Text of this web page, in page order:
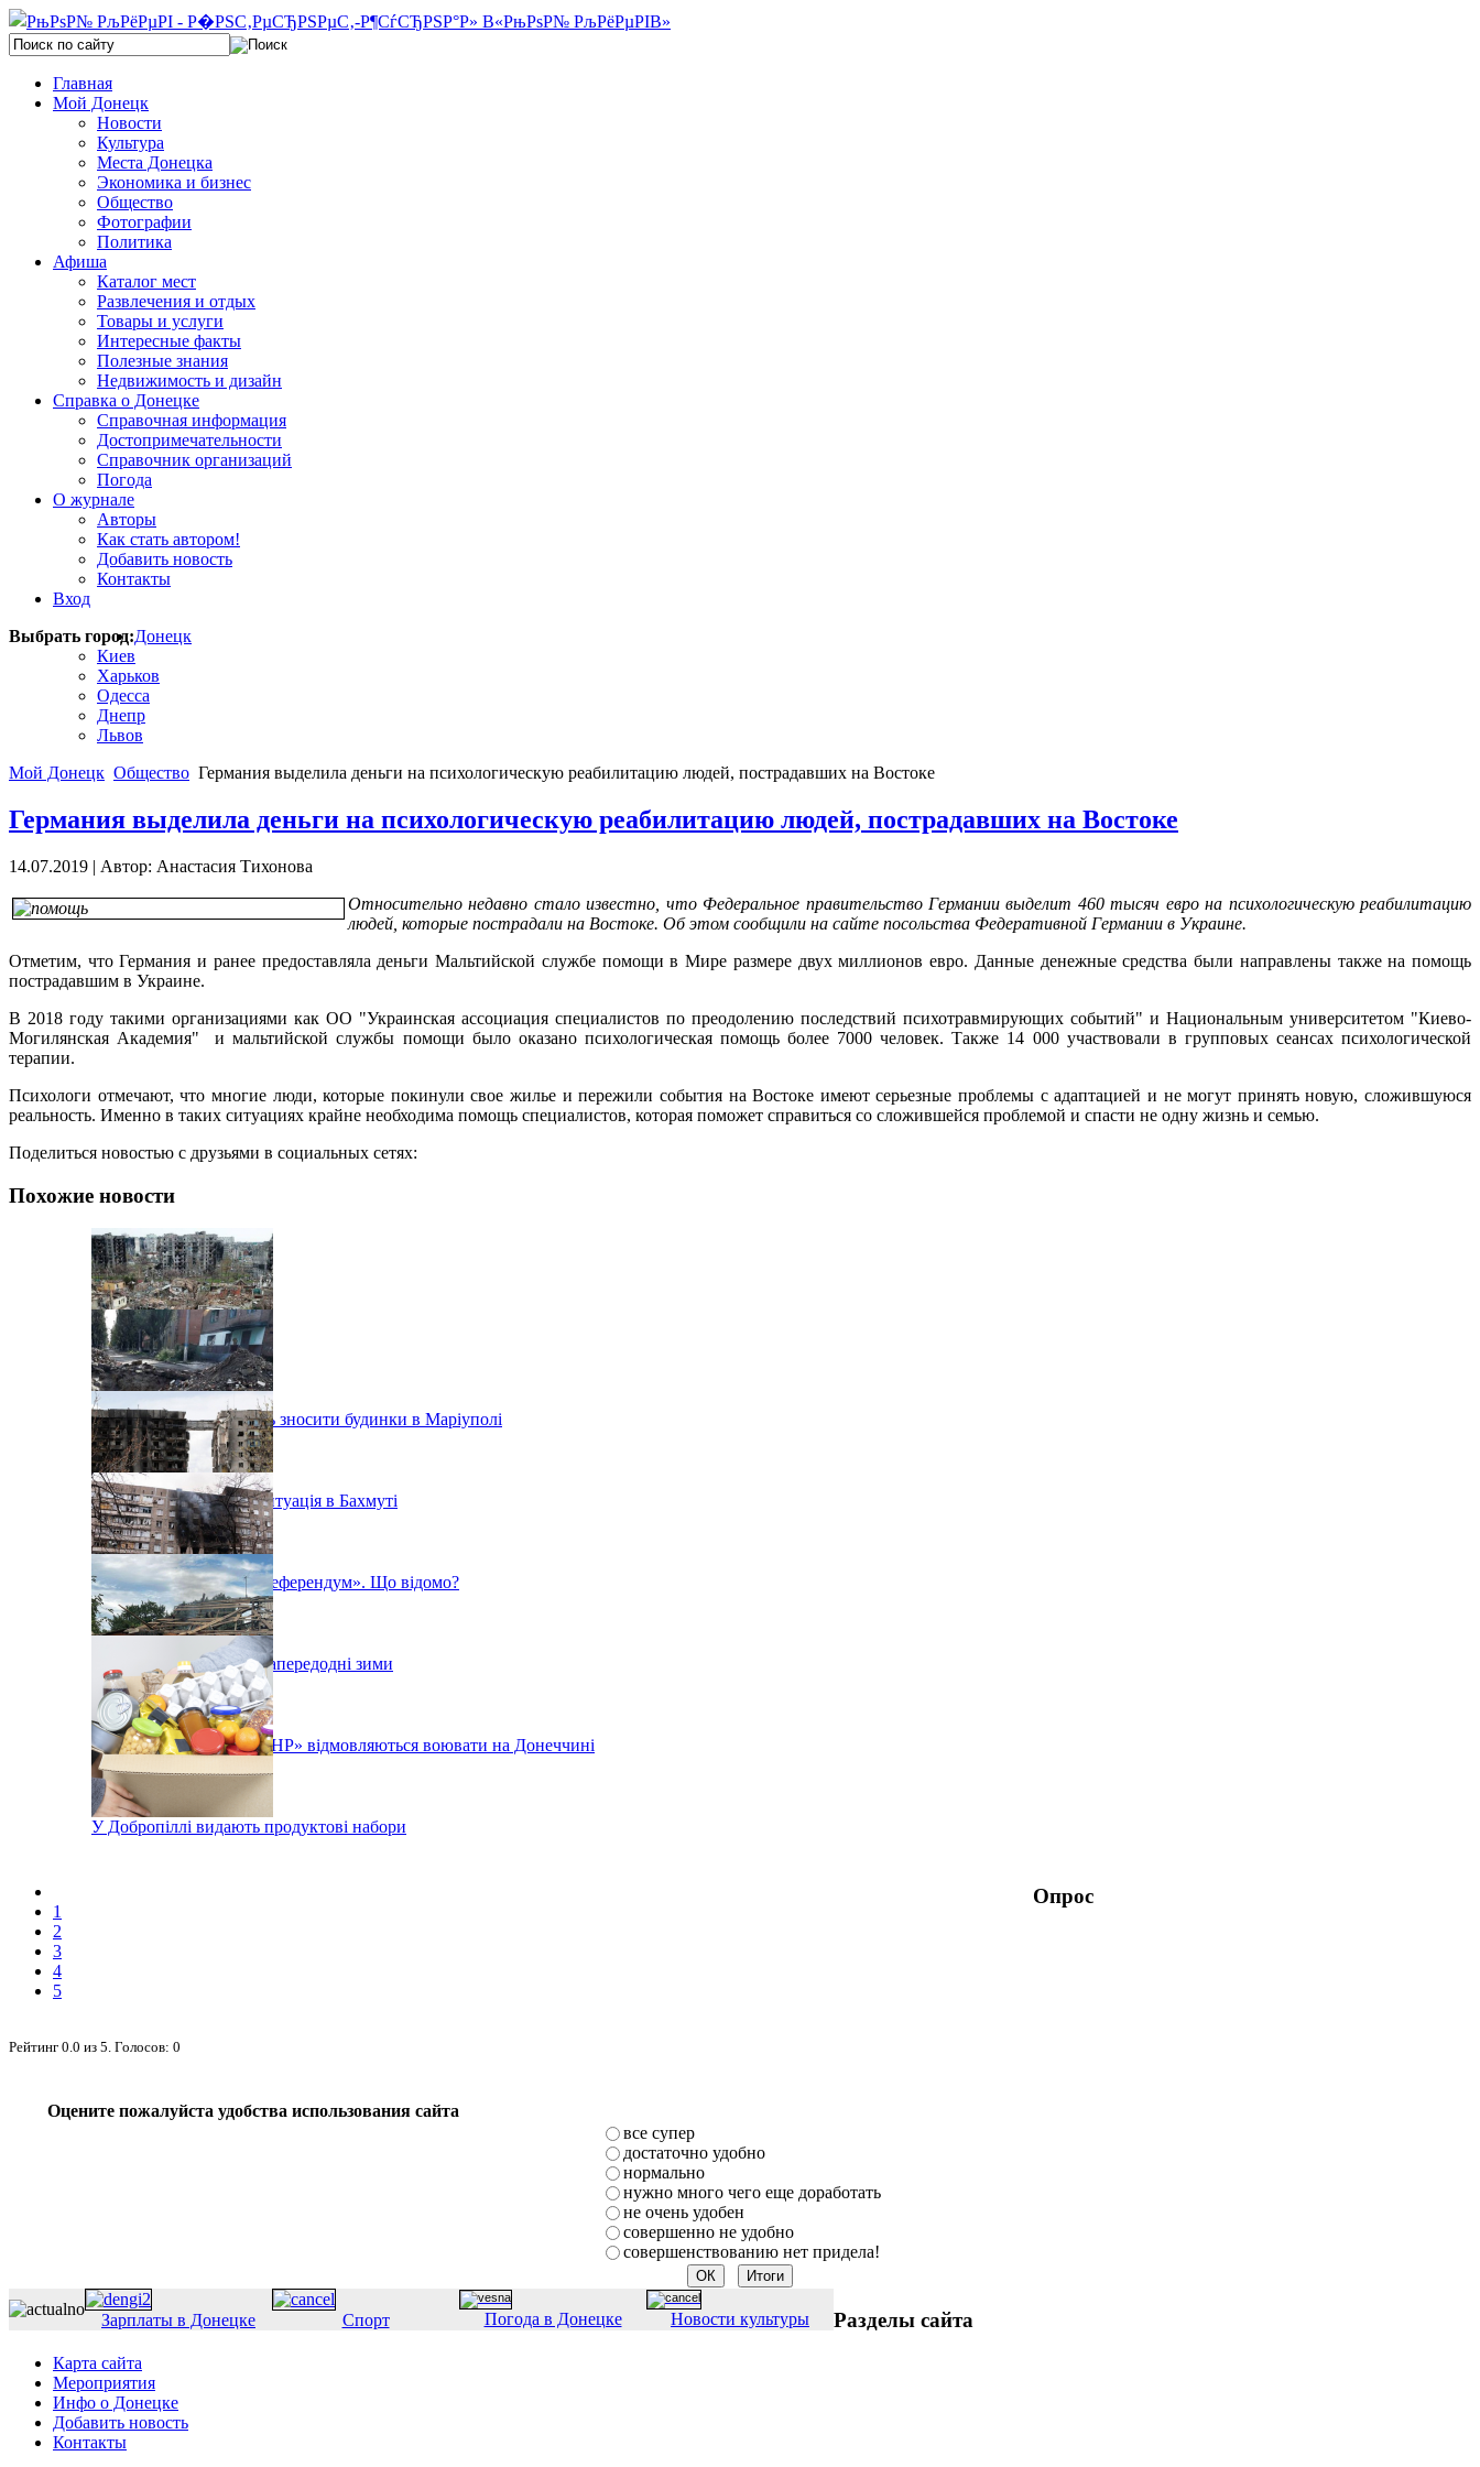
Главная
Мой Донецк
Новости
Культура
Места Донецка
Экономика и бизнес
Общество
Фотографии
Политика
Афиша
Каталог мест
Развлечения и отдых
Товары и услуги
Интересные факты
Полезные знания
Недвижимость и дизайн
Справка о Донецке
Справочная информация
Достопримечательности
Справочник организаций
Погода
О журнале
Авторы
Как стать автором!
Добавить новость
Контакты
Вход
Выбрать город:Донецк
Киев
Харьков
Одесса
Днепр
Львов
Мой Донецк Общество Германия выделила деньги на психологическую реабилитацию людей, пострадавших на Востоке
Германия выделила деньги на психологическую реабилитацию людей, пострадавших на Востоке
14.07.2019 | Автор: Анастасия Тихонова
Относительно недавно стало известно, что Федеральное правительство Германии выделит 460 тысяч евро на психологическую реабилитацию
людей, которые пострадали на Востоке. Об этом сообщили на сайте посольства Федеративной Германии в Украине.
Отметим, что Германия и ранее предоставляла деньги Мальтийской службе помощи в Мире размере двух миллионов евро. Данные денежные средства были направлены также на помощь
пострадавшим в Украине.
В 2018 году такими организациями как ОО "Украинская ассоциация специалистов по преодолению последствий психотравмирующих событий" и Национальным университетом "Киево-
Могилянская Академия" и мальтийской службы помощи было оказано психологическая помощь более 7000 человек. Также 14 000 участвовали в групповых сеансах психологической
терапии.
Психологи отмечают, что многие люди, которые покинули свое жилье и пережили события на Востоке имеют серьезные проблемы с адаптацией и не могут принять новую, сложившуюся
реальность. Именно в таких ситуациях крайне необходима помощь специалистов, которая поможет справиться со сложившейся проблемой и спасти не одну жизнь и семью.
Поделиться новостью с друзьями в социальных сетях:
Похожие новости
Окупанти продовжують зносити будинки в Маріуполі
«Постійно вибухає» - ситуація в Бахмуті
У Маріуполі почався «референдум». Що відомо?
Ситуація в Маріуполі напередодні зими
Бойовики так званої «ЛНР» відмовляються воювати на Донеччині
У Добропіллі видають продуктові набори
1
2
3
4
5
Рейтинг 0.0 из 5 . Голосов: 0
Опрос
Оцените пожалуйста удобства использования сайта
все супер
достаточно удобно
нормально
нужно много чего еще доработать
не очень удобен
совершенно не удобно
совершенствованию нет придела!
Зарплаты в Донецке Спорт Погода в Донецке Новости культуры Разделы сайта
Карта сайта
Мероприятия
Инфо о Донецке
Добавить новость
Контакты